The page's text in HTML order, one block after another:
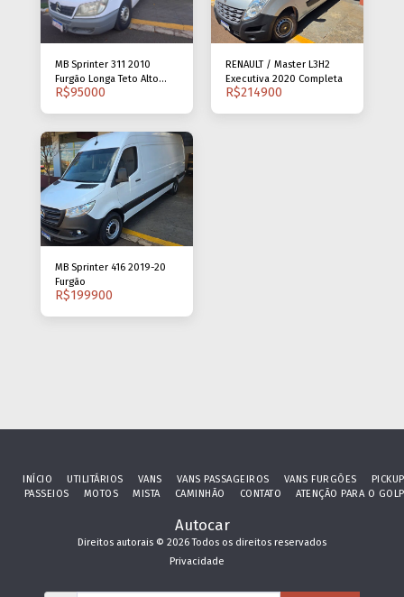
MB Sprinter 311 2010
Furgão Longa Teto Alto
Térmica Isolada
R$95000
RENAULT / Master L3H2
Executiva 2020 Completa
R$214900
MB Sprinter 416 2019-20
Furgão
R$199900
Autocar
Direitos autorais © 2026 Todos os direitos reservados
Privacidade
INÍCIO UTILITÁRIOS VANS VANS PASSAGEIROS VANS FURGÕES
PASSEIOS
MOTOS MISTA CAMINHÃO CONTATO ATENÇÃO PARA O